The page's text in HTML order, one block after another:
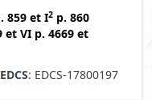
859 et I2 p. 860
et VI p. 4669 et
EDCS: EDCS-17800197